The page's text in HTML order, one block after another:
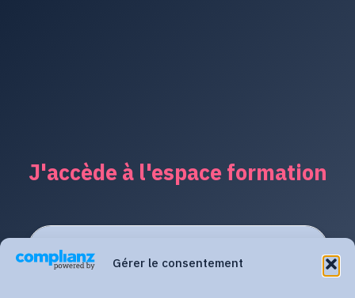
Gérer le consentement
J'accède à l'espace formation